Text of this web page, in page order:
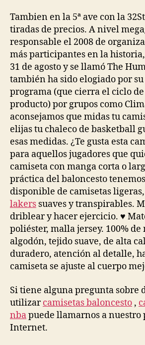
Tambien en la 5ª ave con la
tiradas de precios. A nivel
responsable el 2008 de
más participantes en la
31 de agosto y se llamó The
también ha sido elogiado por
programa (que cierra el ciclo
producto) por grupos como
aconsejamos que midas tu
elijas tu chaleco de basketball
esas medidas. ¿Te gusta esta
para aquellos jugadores que
camiseta con manga corta o
práctica del baloncesto
disponible de camisetas ligeras,
lakers suaves y transpirables.
driblear y hacer ejercicio. ♥
poliéster, malla jersey. 100%
algodón, tejido suave, de alta
duradero, atención al detalle,
camiseta se ajuste al cuerpo
Si tiene alguna pregunta sobre
utilizarcamisetas baloncesto ,
nbapuede llamarnos a nuestro
Internet.